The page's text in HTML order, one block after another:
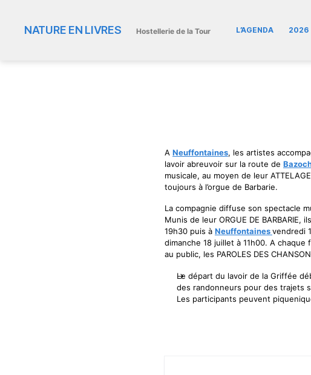
NATURE EN LIVRES Hostellerie de la Tour L’AGENDA 2026
A Neuffontaines, les artistes
lavoir abreuvoir sur la route de
musicale, au moyen de leur
toujours à l’orgue de Barbarie.
La compagnie diffuse son spectacle
Munis de leur ORGUE DE BARBARIE,
19h30 puis à Neuffontainesvendredi
dimanche 18 juillet à 11h00. A
au public, les PAROLES DES
Le départ du lavoir de la Griffée
des randonneurs pour des trajets
Les participants peuvent